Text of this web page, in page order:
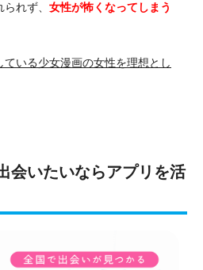
れず、 女性が怖くなってしまう
いる少女漫画の女性を理想とし
会いたいならアプリを活